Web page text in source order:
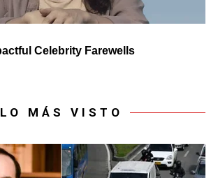
LO MÁS VISTO